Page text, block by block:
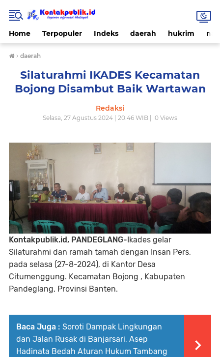
Home Terpopuler Indeks daerah hukrim
› daerah
Silaturahmi IKADES Kecamatan
Bojong Disambut Baik Wartawan
Redaksi
Selasa, 27 Agustus 2024 | 20.46 WIB | 0 Views
Kontakpublik.id, PANDEGLANG- Ikades gelar
Silaturahmi dan ramah tamah dengan Insan Pers,
pada selasa (27-8-2024), di Kantor Desa
Citumenggung. Kecamatan Bojong , Kabupaten
Pandeglang, Provinsi Banten.
Baca Juga : Soroti Dampak Lingkungan
dan Jalan Rusak di Banjarsari, Asep
Hadinata Bedah Aturan Hukum Tambang